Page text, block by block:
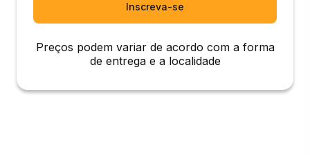
Inscreva-se
Preços podem variar de acordo com a forma
de entrega e a localidade